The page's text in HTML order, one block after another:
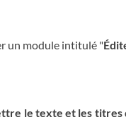
un module intitulé "
le texte et les titres